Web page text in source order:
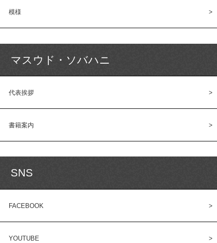
模様
マスウド・ソバハニ
代表挨拶
書籍案内
SNS
FACEBOOK
YOUTUBE